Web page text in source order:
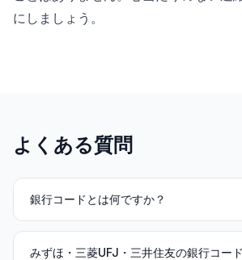
にしましょう。
よくある質問
銀行コードとは何ですか？
みずほ・三菱UFJ・三井住友の銀行コー